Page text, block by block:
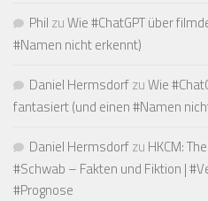
Phil zuWie #ChatGPT über
#Namen nicht erkennt)
Daniel HermsdorfzuWie
fantasiert (und einen #Namen
Daniel Hermsdorfzu HKCM:
#Schwab – Fakten und Fiktion |
#Prognose